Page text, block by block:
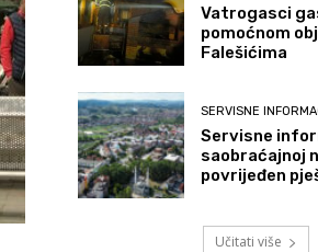
Vatrogasci
pomoćnom
Falešićima
SERVISNE
Servisne
saobraćajnoj
povrijeđen
Učitati više